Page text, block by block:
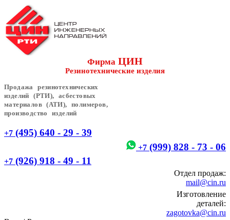
Фирма ЦИН
Резинотехнические изделия
Продажа резинотехнических
изделий (РТИ), асбестовых
материалов (АТИ), полимеров,
производство изделий
+7 (495) 640 - 29 - 39
+7 (999) 828 - 73 - 06
+7 (926) 918 - 49 - 11
Отдел продаж:
mail@cin.ru
Изготовление
деталей:
zagotovka@cin.ru